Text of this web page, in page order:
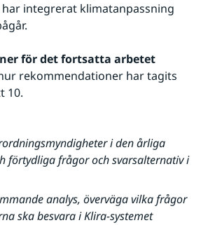
integrerat klimatanpassning
för det fortsatta arbetet
rekommendationer har tagits
10.
i den årliga
förtydliga frågor och svarsalternativ i
analys, överväga vilka frågor
ska besvara i Klira-systemet